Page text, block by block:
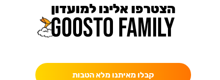
הצטרפו אלינו למועדון
קבלו מאיתנו מלא הטבות